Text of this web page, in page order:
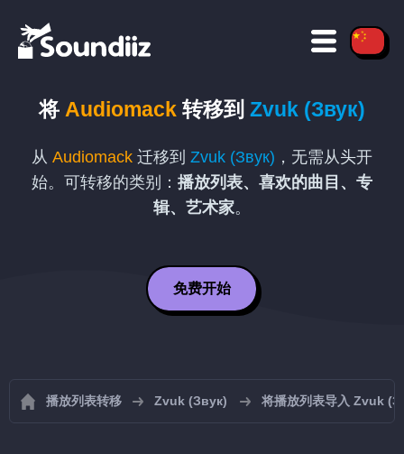
将 Audiomack 转移到 Zvuk (Звук)
从 Audiomack 迁移到 Zvuk (Звук) ，无需从头开
始。可转移的类别： 播放列表、喜欢的曲目、专
辑、艺术家。
免费开始
播放列表转移 Zvuk (Звук) 将播放列表导入 Zvuk